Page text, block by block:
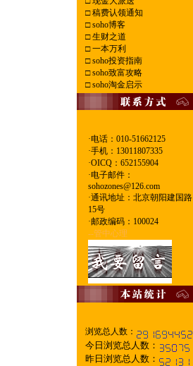
□稿费认领通知
□soho博客
□生财之道
□一本万利
□soho投资指南
□soho致富攻略
□soho淘金启示
·电话：010-51662125
·手机：13011807335
·OICQ：652155904
·电子邮件：
sohozones@126.com
·通讯地址：北京朝阳建国路
15号
·邮政编码：100024
--管中心理
浏览总人数：
今日浏览总人数：
昨日浏览总人数：